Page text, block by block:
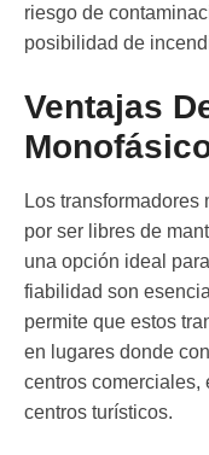
riesgo de
posibilidad de
Ventajas
Los transformadores
por ser libres de
una opción ideal
fiabilidad son
permite que estos
en lugares donde
centros comerciales,
centros turísticos.